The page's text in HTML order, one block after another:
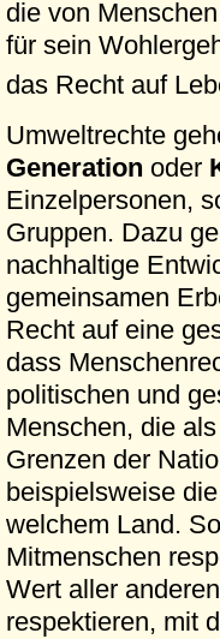
die von
für sein
das Recht auf
Umweltrechte
Generation oder
Einzelpersonen,
Gruppen. Dazu
nachhaltige
gemeinsamen
Recht auf eine
dass
politischen und
Menschen, die
Grenzen der
beispielsweise
welchem Land.
Mitmenschen
Wert aller
respektieren, mit